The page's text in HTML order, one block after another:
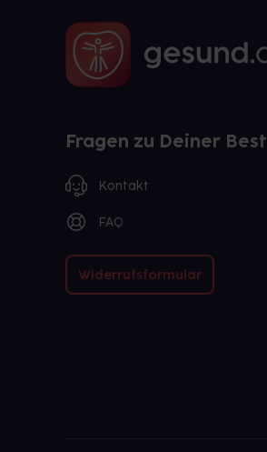
Fragen zu Deiner
Kontakt
FAQ
Widerrufsformular